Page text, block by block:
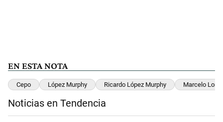
EN ESTA NOTA
Cepo López Murphy Ricardo López Murphy Marcelo
Noticias en Tendencia